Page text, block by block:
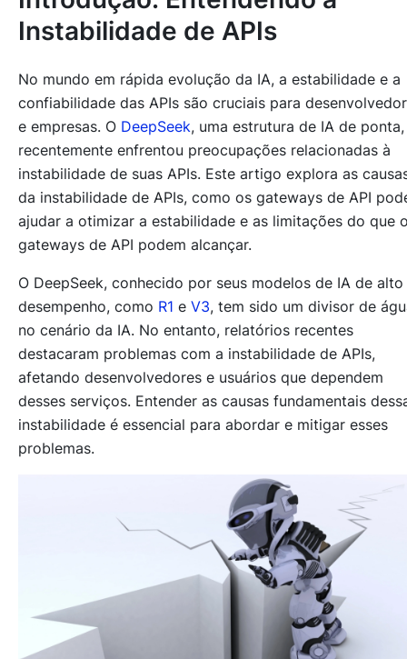
Instabilidade de APIs
No mundo em rápida evolução da IA, a estabilidade e a
confiabilidade das APIs são cruciais para
e empresas. O DeepSeek, uma estrutura de IA de ponta,
recentemente enfrentou preocupações relacionadas à
instabilidade de suas APIs. Este artigo explora as
da instabilidade de APIs, como os gateways de API
ajudar a otimizar a estabilidade e as limitações do que
gateways de API podem alcançar.
O DeepSeek, conhecido por seus modelos de IA de alto
desempenho, como R1 e V3, tem sido um divisor de
no cenário da IA. No entanto, relatórios recentes
destacaram problemas com a instabilidade de APIs,
afetando desenvolvedores e usuários que dependem
desses serviços. Entender as causas fundamentais
instabilidade é essencial para abordar e mitigar esses
problemas.